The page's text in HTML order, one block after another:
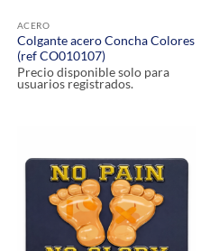
ACERO
Colgante acero Concha Colores
(ref CO010107)
Precio disponible solo para
usuarios registrados.